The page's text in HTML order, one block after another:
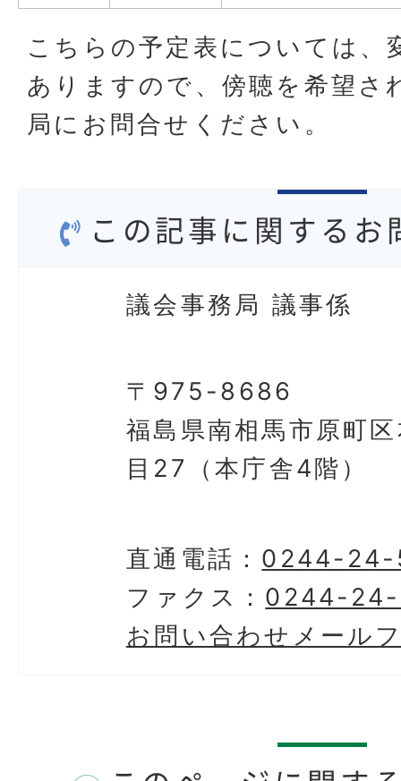
こちらの予定表については、
ありますので、傍聴を希望さ
局にお問合せください。
この記事に関するお
議会事務局 議事係
〒975-8686
福島県南相馬市原町
目27（本庁舎4階）
直通電話： 0244-24-
ファクス： 0244-
お問い合わせメール